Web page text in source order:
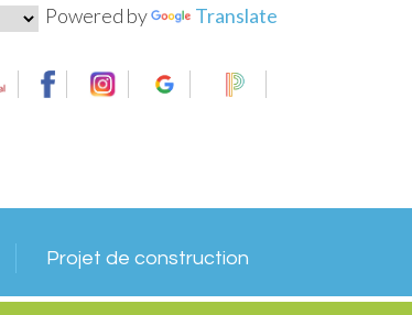
Powered by Translate
Projet de construction